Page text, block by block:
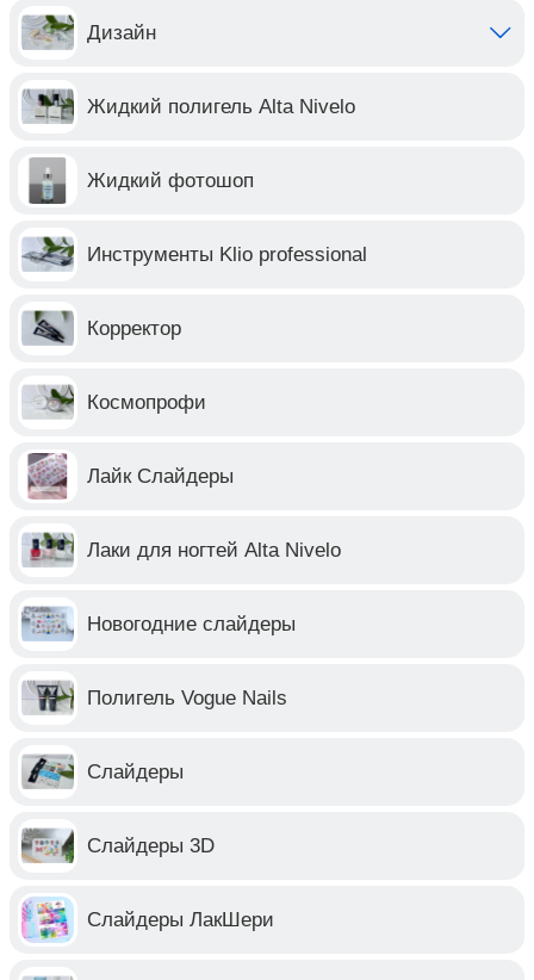
Дизайн
Жидкий полигель Alta Nivelo
Жидкий фотошоп
Инструменты Klio professional
Корректор
Космопрофи
Лайк Слайдеры
Лаки для ногтей Alta Nivelo
Новогодние слайдеры
Полигель Vogue Nails
Слайдеры
Слайдеры 3D
Слайдеры ЛакШери